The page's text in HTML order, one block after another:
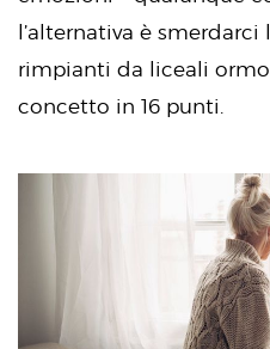
l’alternativa è
rimpianti da liceali
concetto in 16 punti.